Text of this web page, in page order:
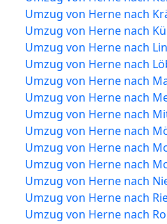
Umzug von Herne nach
Umzug von Herne nach
Umzug von Herne nach
Umzug von Herne nach
Umzug von Herne nach
Umzug von Herne nach
Umzug von Herne nach
Umzug von Herne nach
Umzug von Herne nach
Umzug von Herne nach
Umzug von Herne nach
Umzug von Herne nach
Umzug von Herne nach